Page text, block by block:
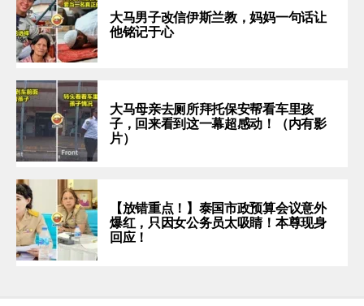
大马男子改信伊斯兰教，妈妈一句话让
他铭记于心
大马母亲去厕所拜托保安帮看车里孩
子，回来看到这一幕超感动！（内有影
片）
【放错重点！】泰国市政预算会议意外
爆红，只因女公务员太吸睛！本尊现身
回应！